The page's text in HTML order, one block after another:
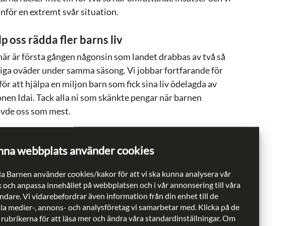
webbplats använder cookies
Barnen använder cookies/kakor för att vi ska kunna analysera vår
anpassa innehållet på webbplatsen och i vår annonsering till våra
Vi vidarebefordrar även information från din enhet till de
medier-, annons- och analysföretag vi samarbetar med. Klicka på de
för att läsa mer och ändra våra standardinställningar. Om
en extremt svår situation.
oss rädda fler barns liv
är första gången någonsin som landet drabbas av två så
oväder under samma säsong. Vi jobbar fortfarande för
att hjälpa en miljon barn som fick sina liv ödelagda av
Idai. Tack alla ni som skänkte pengar när barnen
oss som mest.
till fler platser och rädda ännu fler barns liv. Ditt bidrag är